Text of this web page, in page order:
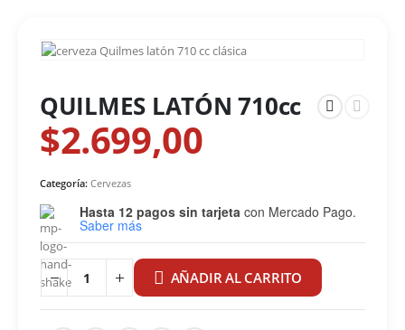
QUILMES LATÓN 710cc
$2.699,00
Categoría: Cervezas
Hasta 12 pagos sin tarjeta con Mercado Pago.
Saber más
AÑADIR AL CARRITO